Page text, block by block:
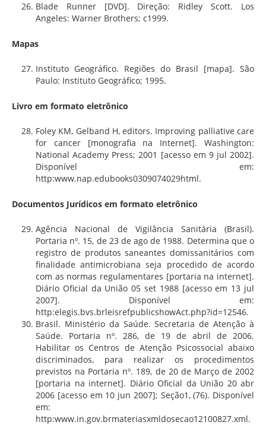
Blade Runner [DVD]. Direção: Ridley Scott. Los
Angeles: Warner Brothers; c1999.
Mapas
Instituto Geográfico. Regiões do Brasil [mapa]. São
Paulo: Instituto Geográfico; 1995.
Livro em formato eletrônico
Foley KM, Gelband H, editors. Improving palliative care
for cancer [monografia na Internet]. Washington:
National Academy Press; 2001 [acesso em 9 jul 2002].
Disponível em:
http:www.nap.edubooks0309074029html.
Documentos Jurídicos em formato eletrônico
Agência Nacional de Vigilância Sanitária (Brasil).
Portaria nº. 15, de 23 de ago de 1988. Determina que o
registro de produtos saneantes domissanitários com
finalidade antimicrobiana seja procedido de acordo
com as normas regulamentares [portaria na internet].
Diário Oficial da União 05 set 1988 [acesso em 13 jul
2007]. Disponível em:
http:elegis.bvs.brleisrefpublicshowAct.php?id=12546.
Brasil. Ministério da Saúde. Secretaria de Atenção à
Saúde. Portaria nº. 286, de 19 de abril de 2006.
Habilitar os Centros de Atenção Psicossocial abaixo
discriminados, para realizar os procedimentos
previstos na Portaria nº. 189, de 20 de Março de 2002
[portaria na internet]. Diário Oficial da União 20 abr
2006 [acesso em 10 jun 2007]; Seção1, (76). Disponível
em:
http:www.in.gov.brmateriasxmldosecao12100827.xml.